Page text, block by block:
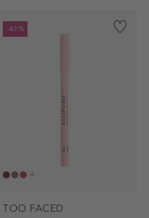
-41%
TOO FACED